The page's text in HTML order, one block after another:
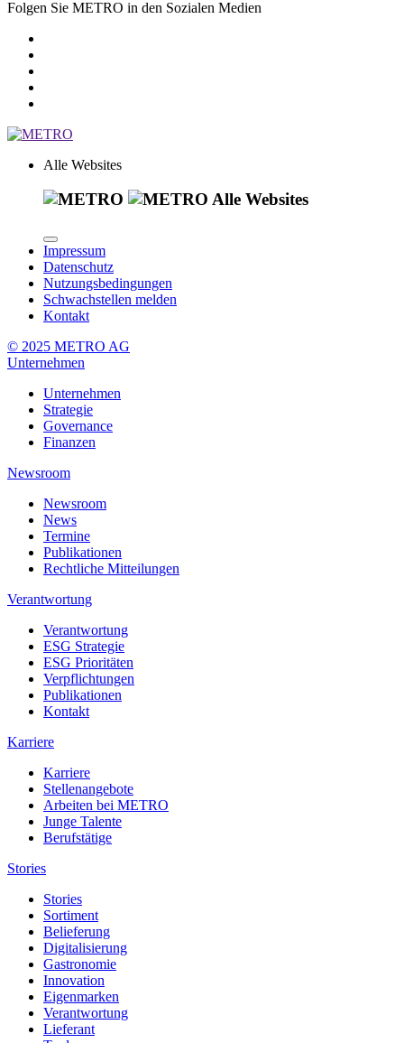
Folgen Sie METRO in den Sozialen Medien
Alle Websites
Alle Websites
Impressum
Datenschutz
Nutzungsbedingungen
Schwachstellen melden
Kontakt
© 2025 METRO AG
Unternehmen
Unternehmen
Strategie
Governance
Finanzen
Newsroom
Newsroom
News
Termine
Publikationen
Rechtliche Mitteilungen
Verantwortung
Verantwortung
ESG Strategie
ESG Prioritäten
Verpflichtungen
Publikationen
Kontakt
Karriere
Karriere
Stellenangebote
Arbeiten bei METRO
Junge Talente
Berufstätige
Stories
Stories
Sortiment
Belieferung
Digitalisierung
Gastronomie
Innovation
Eigenmarken
Verantwortung
Lieferant